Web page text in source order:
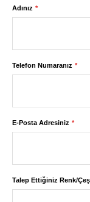
Adınız
Telefon Numaranız
E-Posta Adresiniz
Talep Ettiğiniz Renk/